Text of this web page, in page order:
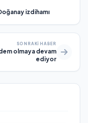
izdihamı
SONRAKI HABER
olmaya devam
ediyor